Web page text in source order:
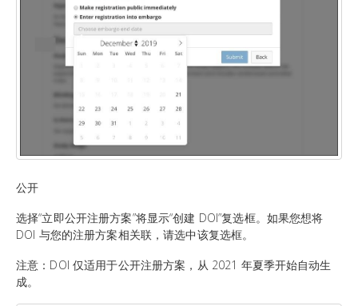
公开
选择“立即公开注册方案”将显示“创建 DOI”复选框。如果您想将
DOI 与您的注册方案相关联，请选中该复选框。
注意：DOI 仅适用于公开注册方案，从 2021 年夏季开始自动生
成。